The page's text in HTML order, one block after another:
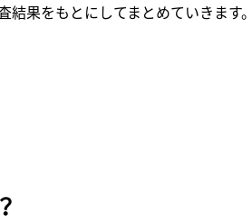
果をもとにしてまとめていきます。